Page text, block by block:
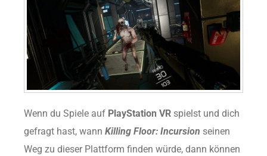
Wenn du Spiele auf PlayStation VR spielst und dich
gefragt hast, wann Killing Floor: Incursion seinen
Weg zu dieser Plattform finden würde, dann können